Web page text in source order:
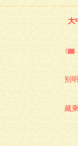
大
别
藏